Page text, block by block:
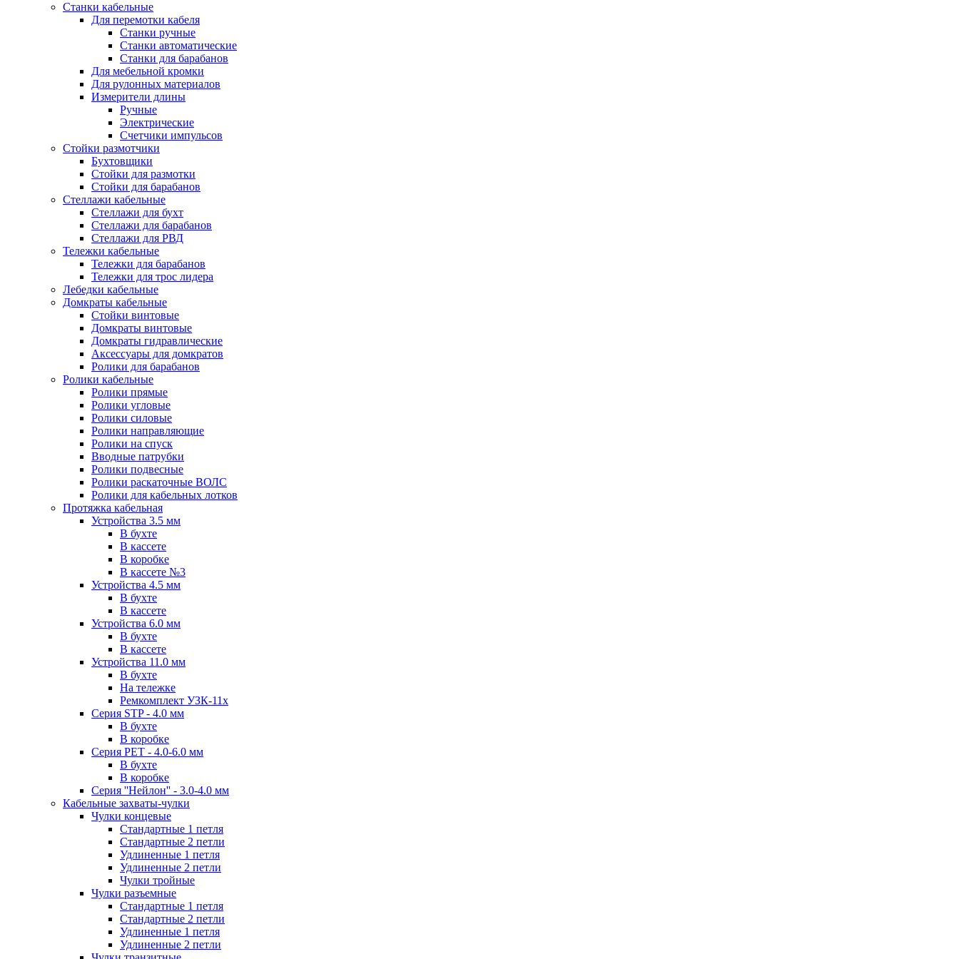
Станки кабельные
Для перемотки кабеля
Станки ручные
Станки автоматические
Станки для барабанов
Для мебельной кромки
Для рулонных материалов
Измерители длины
Ручные
Электрические
Счетчики импульсов
Стойки размотчики
Бухтовщики
Стойки для размотки
Стойки для барабанов
Стеллажи кабельные
Стеллажи для бухт
Стеллажи для барабанов
Стеллажи для РВД
Тележки кабельные
Тележки для барабанов
Тележки для трос лидера
Лебедки кабельные
Домкраты кабельные
Стойки винтовые
Домкраты винтовые
Домкраты гидравлические
Аксессуары для домкратов
Ролики для барабанов
Ролики кабельные
Ролики прямые
Ролики угловые
Ролики силовые
Ролики направляющие
Ролики на спуск
Вводные патрубки
Ролики подвесные
Ролики раскаточные ВОЛС
Ролики для кабельных лотков
Протяжка кабельная
Устройства 3.5 мм
В бухте
В кассете
В коробке
В кассете №3
Устройства 4.5 мм
В бухте
В кассете
Устройства 6.0 мм
В бухте
В кассете
Устройства 11.0 мм
В бухте
На тележке
Ремкомплект УЗК-11х
Серия STP - 4.0 мм
В бухте
В коробке
Серия PET - 4.0-6.0 мм
В бухте
В коробке
Серия ''Нейлон'' - 3.0-4.0 мм
Кабельные захваты-чулки
Чулки концевые
Стандартные 1 петля
Стандартные 2 петли
Удлиненные 1 петля
Удлиненные 2 петли
Чулки тройные
Чулки разъемные
Стандартные 1 петля
Стандартные 2 петли
Удлиненные 1 петля
Удлиненные 2 петли